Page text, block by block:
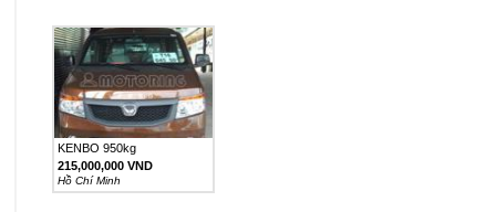
KENBO 950kg
215,000,000 VND
Hồ Chí Minh